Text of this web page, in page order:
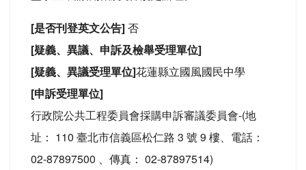
[是否刊登英文公告]否
[疑義、異議、申訴及檢舉受理單位]
[疑義、異議受理單位]花蓮縣立國風國民中學
[申訴受理單位]
行政院公共工程委員會採購申訴審議委員會-(地
址： 110 臺北市信義區松仁路 3 號 9 樓、電話：
02-87897500 、傳真： 02-87897514)